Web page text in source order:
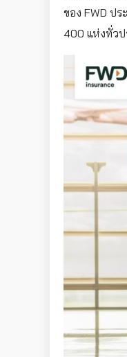
ของ FWD ปร
400 แห่งทั่วป